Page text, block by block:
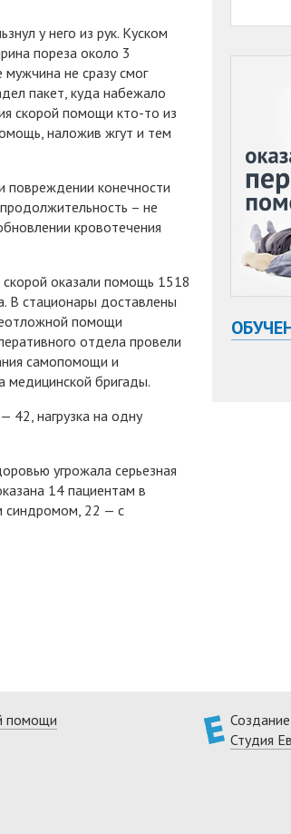
у него из рук. Куском
пореза около 3
не сразу смог
пакет, куда набежало
скорой помощи кто-то из
наложив жгут и тем
повреждении конечности
– не
кровотечения
оказали помощь 1518
В стационары доставлены
помощи
отдела провели
самопомощи и
медицинской бригады.
42, нагрузка на одну
угрожала серьезная
14 пациентам в
синдромом, 22 — с
помощи
Студия